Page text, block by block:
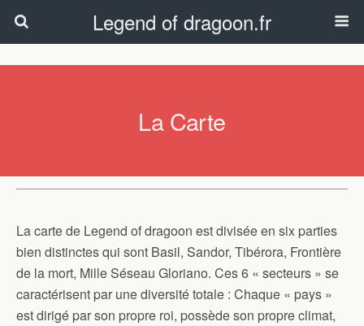
Legend of dragoon.fr
La Carte
La carte de Legend ofdragoon est divisée en six parties
bien distinctes qui sont Basil, Sandor, Tibérora, Frontière
de la mort, Mille Séseau Gloriano. Ces 6 « secteurs » se
caractérisent par une diversité totale : Chaque « pays »
est dirigé par son propre roi, possède son propre climat,